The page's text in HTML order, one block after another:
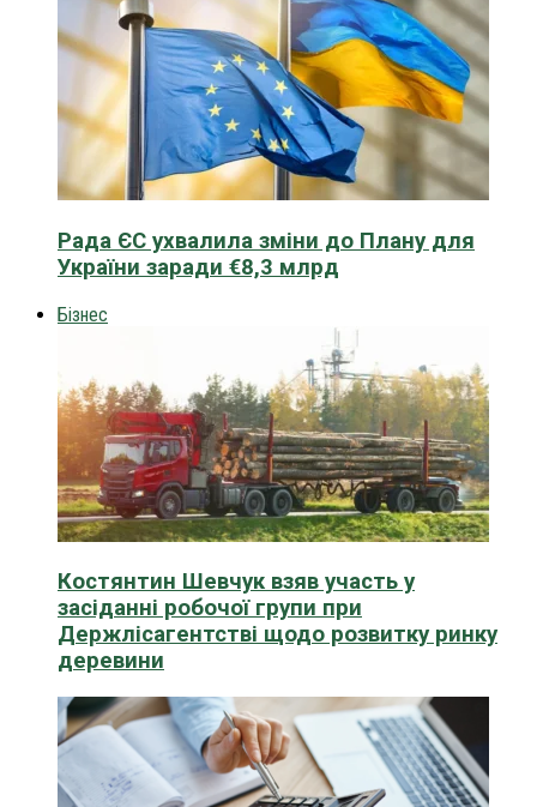
Рада ЄС ухвалила зміни до Плану для
України заради €8,3 млрд
Бізнес
Костянтин Шевчук взяв участь у
засіданні робочої групи при
Держлісагентстві щодо розвитку ринку
деревини